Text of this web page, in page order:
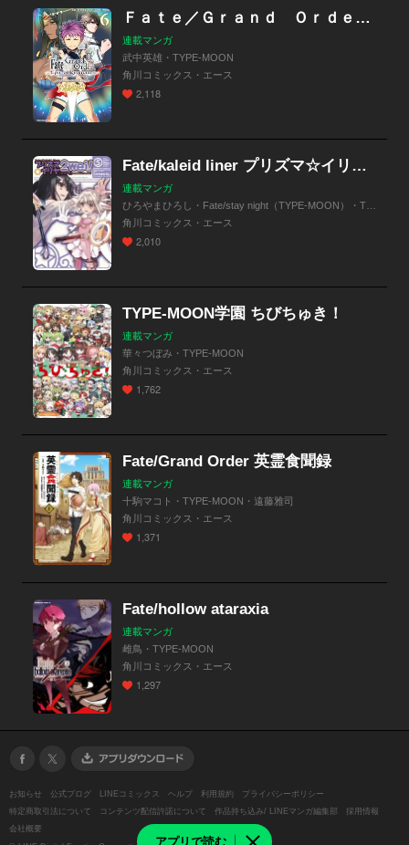
アプリで読む
Ｆａｔｅ／Ｇｒａｎｄ Ｏｒｄｅｒ ‐Ｅｐｉｃ ｏｆ Ｒｅｍｎａｎｔ‐ 亜種特異点II 伝承地底世界 アガルタ アガルタの女【分冊版】
連載マンガ
武中英雄・TYPE-MOON
角川コミックス・エース
2,118
Fate/kaleid liner プリズマ☆イリヤ ツヴァイ！
連載マンガ
角川コミックス・エース
2,010
TYPE-MOON学園 ちびちゅき！
連載マンガ
華々つぼみ・TYPE-MOON
角川コミックス・エース
1,762
Fate/Grand Order 英霊食聞録
連載マンガ
十駒マコト・TYPE-MOON・遠藤雅司
角川コミックス・エース
1,371
Fate/hollow ataraxia
連載マンガ
雌鳥・TYPE-MOON
角川コミックス・エース
1,297
お知らせ 公式ブログ LINEコミックス ヘルプ 利用規約
プライバシーポリシー
特定商取引法について
コンテンツ配信許諾について 作品持ち込み/ LINEマンガ編集部
採用情報
会社概要